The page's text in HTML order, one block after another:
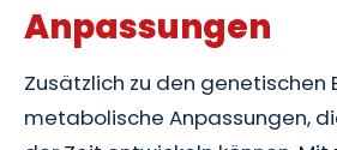
Anpassungen
Zusätzlich zu den genetischen
metabolische Anpassungen,